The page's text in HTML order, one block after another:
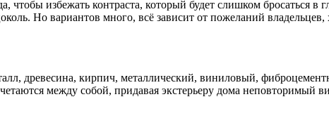
чтобы избежать контраста, который будет слишком
Но вариантов много, всё зависит от пожеланий владельцев,
древесина, кирпич, металлический, виниловый,
между собой, придавая экстерьеру дома неповторимый